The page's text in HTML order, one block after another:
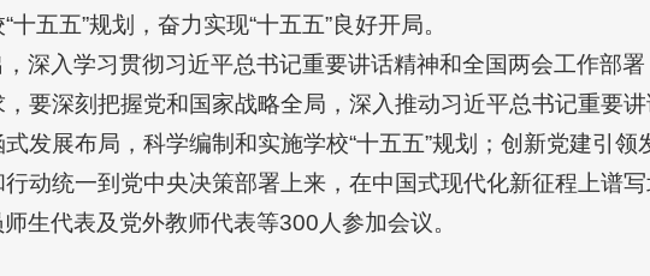
五五”规划，奋力实现“十五五”良好开局。
深入学习贯彻习近平总书记重要讲话精神和全国两会工作部署
要深刻把握党和国家战略全局，深入推动习近平总书记重要
发展布局，科学编制和实施学校“十五五”规划；创新党建引
动统一到党中央决策部署上来，在中国式现代化新征程上谱写
生代表及党外教师代表等300人参加会议。